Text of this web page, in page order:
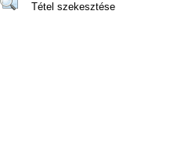
Tétel szekesztése